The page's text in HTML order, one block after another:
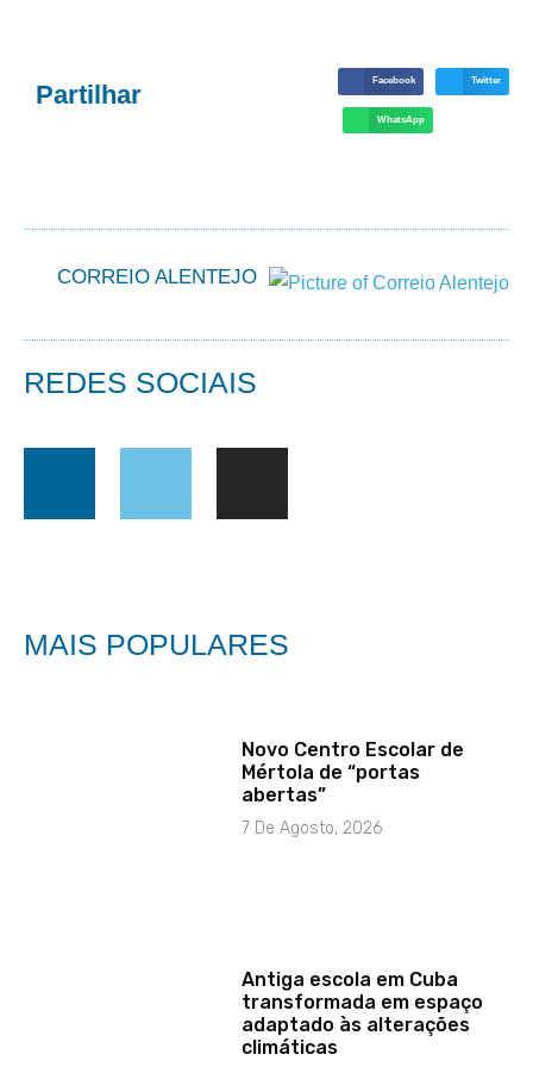
Partilhar Facebook Twitter
WhatsApp
CORREIO ALENTEJO
REDES SOCIAIS
MAIS POPULARES
Novo Centro Escolar de
Mértola de “portas
abertas”
7 De Agosto, 2026
Antiga escola em Cuba
transformada em espaço
adaptado às alterações
climáticas